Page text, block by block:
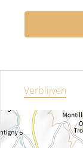
Verblijven